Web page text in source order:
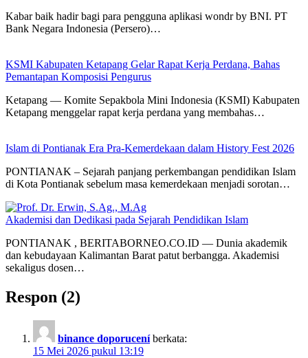
Kabar baik hadir bagi para pengguna aplikasi wondr by BNI. PT
Bank Negara Indonesia (Persero)…
KSMI Kabupaten Ketapang Gelar Rapat Kerja Perdana, Bahas
Pemantapan Komposisi Pengurus
Ketapang — Komite Sepakbola Mini Indonesia (KSMI) Kabupaten
Ketapang menggelar rapat kerja perdana yang membahas…
Islam di Pontianak Era Pra-Kemerdekaan dalam History Fest 2026
PONTIANAK – Sejarah panjang perkembangan pendidikan Islam
di Kota Pontianak sebelum masa kemerdekaan menjadi sorotan…
Akademisi dan Dedikasi pada Sejarah Pendidikan Islam
PONTIANAK , BERITABORNEO.CO.ID — Dunia akademik
dan kebudayaan Kalimantan Barat patut berbangga. Akademisi
sekaligus dosen…
Respon (2)
binance doporucení berkata:
15 Mei 2026 pukul 13:19